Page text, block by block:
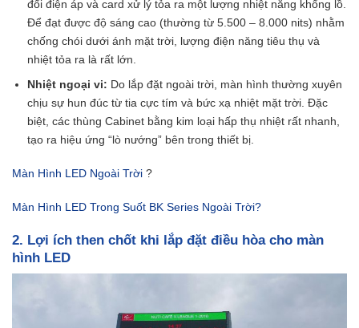
đổi điện áp và card xử lý tỏa ra một lượng nhiệt năng khổng lồ.
Để đạt được độ sáng cao (thường từ 5.500 – 8.000 nits) nhằm
chống chói dưới ánh mặt trời, lượng điện năng tiêu thụ và
nhiệt tỏa ra là rất lớn.
Nhiệt ngoại vi: Do lắp đặt ngoài trời, màn hình thường xuyên
chịu sự hun đúc từ tia cực tím và bức xạ nhiệt mặt trời. Đặc
biệt, các thùng Cabinet bằng kim loại hấp thụ nhiệt rất nhanh,
tạo ra hiệu ứng “lò nướng” bên trong thiết bị.
Màn Hình LED Ngoài Trời ?
Màn Hình LED Trong Suốt BK Series Ngoài Trời?
2. Lợi ích then chốt khi lắp đặt điều hòa cho màn
hình LED